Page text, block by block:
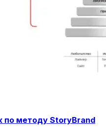
по методу StoryBrand